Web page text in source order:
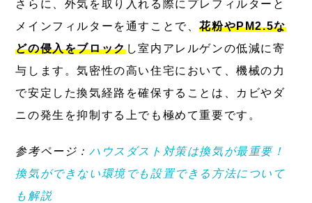
さらに、外気を取り入れる際にプレフィルターと
メインフィルターを通すことで、花粉やPM2.5な
どの侵入をブロックし室内アレルゲンの低減に寄
与します。気密性の高い住宅において、機械の力
で安定した換気経路を確保することは、カビやダ
ニの発生を抑制する上でも極めて重要です。
参考ページ：ハウスダスト対策は換気が最重要！
換気ができない環境でも設置できる方法について
も解説